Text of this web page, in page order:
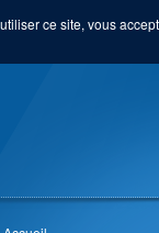
ce site, vous